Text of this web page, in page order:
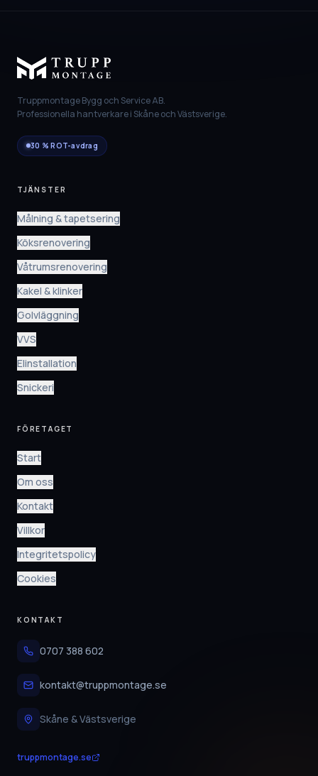
Truppmontage Bygg och Service AB.
Professionella hantverkare i Skåne och Västsverige.
30 % ROT-avdrag
TJÄNSTER
Målning & tapetsering
Köksrenovering
Våtrumsrenovering
Kakel & klinker
Golvläggning
VVS
Elinstallation
Snickeri
FÖRETAGET
Start
Om oss
Kontakt
Villkor
Integritetspolicy
Cookies
KONTAKT
0707 388 602
kontakt@truppmontage.se
Skåne & Västsverige
truppmontage.se